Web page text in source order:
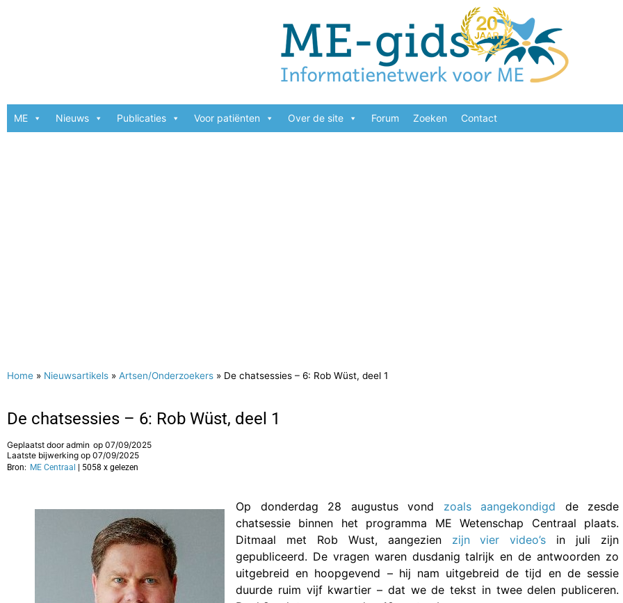
ME Nieuws Publicaties Voor patiënten Over de site Forum Zoeken Contact
Home » Nieuwsartikels » Artsen/Onderzoekers » De chatsessies – 6: Rob Wüst, deel 1
De chatsessies – 6: Rob Wüst, deel 1
Geplaatst dooradmin op 07/09/2025
Laatste bijwerking op 07/09/2025
Bron: ME Centraal | 5058 x gelezen
Op donderdag 28 augustus vond zoals aangekondigd de zesde
chatsessie binnen het programma ME Wetenschap Centraal plaats.
Ditmaal met Rob Wust, aangezien zijn vier video’s in juli zijn
gepubliceerd. De vragen waren dusdanig talrijk en de antwoorden zo
uitgebreid en hoopgevend – hij nam uitgebreid de tijd en de sessie
duurde ruim vijf kwartier – dat we de tekst in twee delen publiceren.